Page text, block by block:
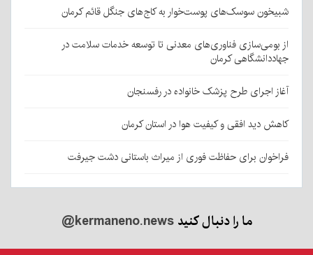
شبیخون سوسک‌های پوست‌خوار به کاج‌های جنگل قائم کرمان
از بومی‌سازی فناوری‌های معدنی تا توسعه خدمات سلامت در
جهاددانشگاهی کرمان
آغاز اجرای طرح پزشک خانواده در رفسنجان
کاهش دید افقی و کیفیت هوا در استان کرمان
فراخوان برای حفاظت فوری از میراث باستانی دشت جیرفت
ما را دنبال کنید@kermaneno.news